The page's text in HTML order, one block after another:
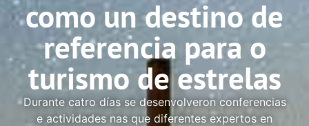
como un destino de
referencia para o
turismo de estrelas
Durante catro días se desenvolveron conferencias
e actividades nas que diferentes expertos en